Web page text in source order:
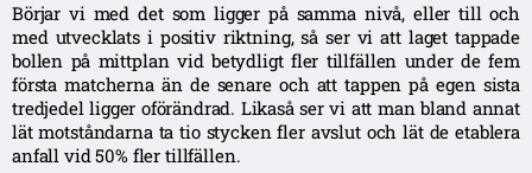
Börjar vi med det som ligger på samma nivå, eller till och
med utvecklats i positiv riktning, så ser vi att laget tappade
bollen på mittplan vid betydligt fler tillfällen under de fem
första matcherna än de senare och att tappen på egen sista
tredjedel ligger oförändrad. Likaså ser vi att man bland annat
lät motståndarna ta tio stycken fler avslut och lät de etablera
anfall vid 50% fler tillfällen.